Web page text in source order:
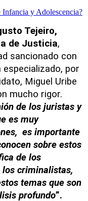
y Adolescencia?
Tejeiro,
de Justicia,
sancionado con
por
Miguel Uribe
mucho rigor.
de los juristas y
es muy
es importante
sobre estos
de los
los criminalistas,
temas que son
profundo”.